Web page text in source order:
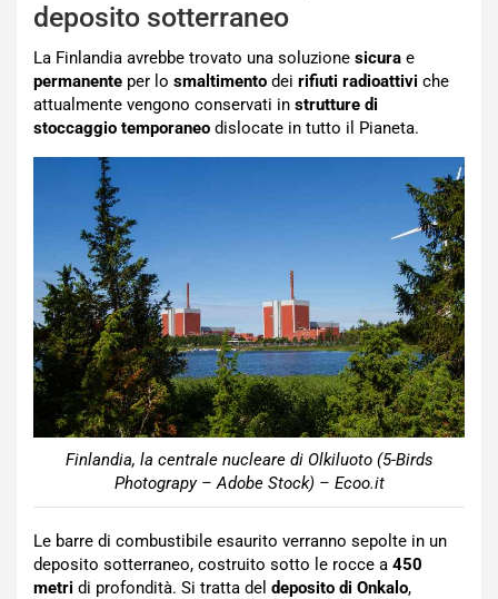
deposito sotterraneo
La Finlandia avrebbe trovato una soluzione sicura e
permanente per lo smaltimento dei rifiuti radioattivi che
attualmente vengono conservati in strutture di
stoccaggio temporaneo dislocate in tutto il Pianeta.
Finlandia, la centrale nucleare di Olkiluoto (5-Birds
Photograpy – Adobe Stock) – Ecoo.it
Le barre di combustibile esaurito verranno sepolte in un
deposito sotterraneo, costruito sotto le rocce a 450
metri di profondità. Si tratta del deposito di Onkalo,